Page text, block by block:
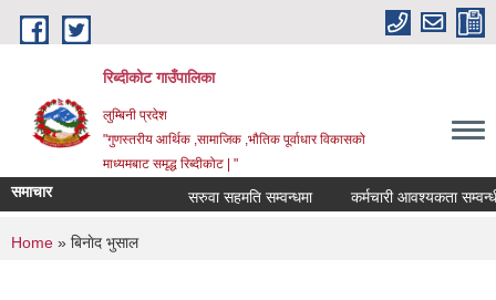
Skip to main content
रिब्दीकोट गाउँपालिका
लुम्बिनी प्रदेश
"गुणस्तरीय आर्थिक ,सामाजिक ,भौतिक पूर्वाधार विकासको
माध्यमबाट समृद्ध रिब्दीकोट | "
समाचार सरुवा सहमति सम्वन्धमा कर्मचारी आवश्यकता सम्वन्धी
You are here
Home » बिनाेद भुसाल